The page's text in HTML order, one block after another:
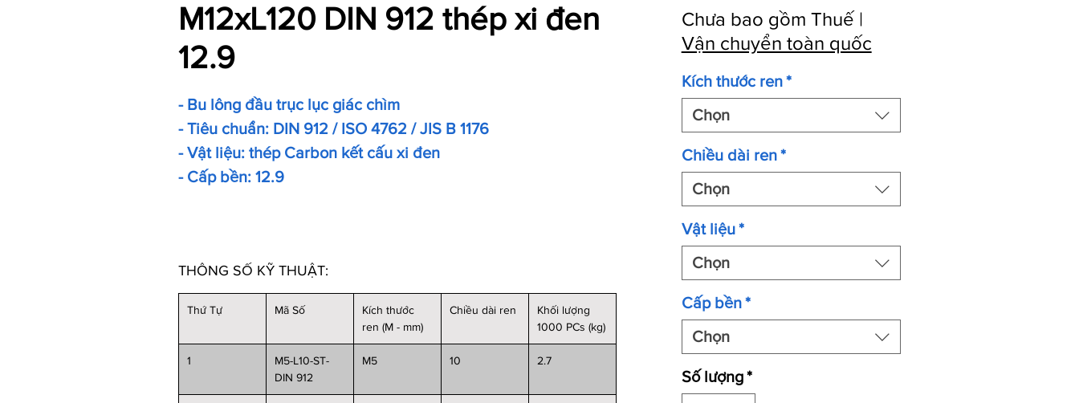
M12xL120 DIN 912 thép xi đen
12.9
- Bu lông đầu trục lục giác chìm
- Tiêu chuẩn: DIN 912 / ISO 4762 / JIS B 1176
- Vật liệu: thép Carbon kết cấu xi đen
- Cấp bền: 12.9
THÔNG SỐ KỸ THUẬT:
Thứ Tự Mã Số
Kích thước
ren (M - mm)
Chiều dài ren
Khối lượng
1000 PCs (kg)
1
M5-L10-ST-
DIN 912
M5 10 2.7
Chưa bao gồm Thuế|
Vận chuyển toàn quốc
Kích thước ren*
Chọn
Chiều dài ren*
Chọn
Vật liệu*
Chọn
Cấp bền*
Chọn
Số lượng*